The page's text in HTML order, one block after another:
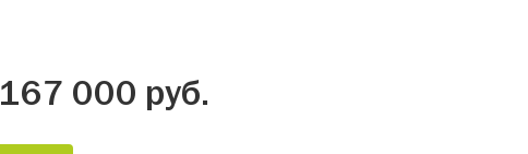
167 000 руб.